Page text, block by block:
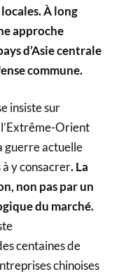
À long
approche
d’Asie centrale
commune.
insiste sur
Orient
guerre actuelle
y consacrer. La
non pas par un
du marché.
centaines de
chinoises